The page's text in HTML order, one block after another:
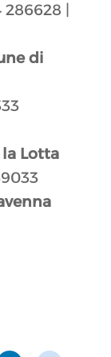
|
di
la Lotta